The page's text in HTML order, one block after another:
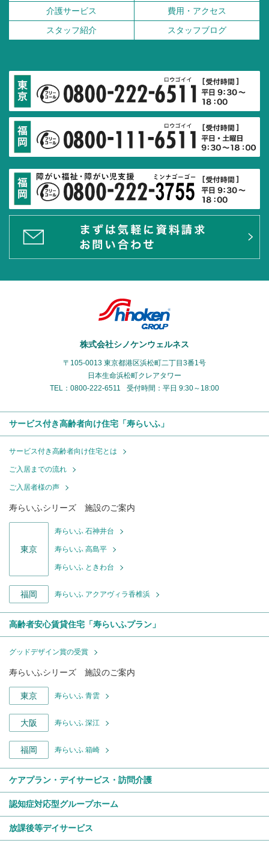
介護サービス
費用・アクセス
スタッフ紹介
スタッフブログ
株式会社シノケンウェルネス
〒105-0013 東京都港区浜松町二丁目3番1号
日本生命浜松町クレアタワー
TEL：0800-222-6511
受付時間：平日 9:30～18:00
サービス付き高齢者向け住宅「寿らいふ」
サービス付き高齢者向け住宅とは
ご入居までの流れ
ご入居者様の声
寿らいふシリーズ 施設のご案内
東京
寿らいふ 石神井台
寿らいふ 高島平
寿らいふ ときわ台
福岡 寿らいふ アクアヴィラ香椎浜
高齢者安心賃貸住宅「寿らいふプラン」
グッドデザイン賞の受賞
寿らいふシリーズ 施設のご案内
東京 寿らいふ 青雲
大阪 寿らいふ 深江
福岡 寿らいふ 箱崎
ケアプラン・デイサービス・訪問介護
認知症対応型グループホーム
放課後等デイサービス